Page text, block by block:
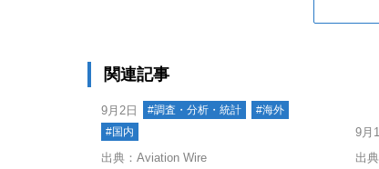
関連記事
9月2日 #調査・分析・統計
#海外
#国内
出典：Aviation Wire
9月
出